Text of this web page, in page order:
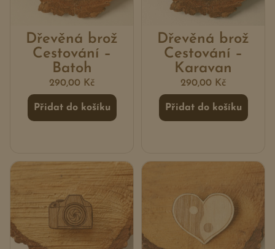
Dřevěná brož
Cestování –
Batoh
290,00 Kč
Přidat do košíku
Dřevěná brož
Cestování –
Karavan
290,00 Kč
Přidat do košíku